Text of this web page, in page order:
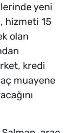
yeni
hizmeti 15
olan
kredi
muayene